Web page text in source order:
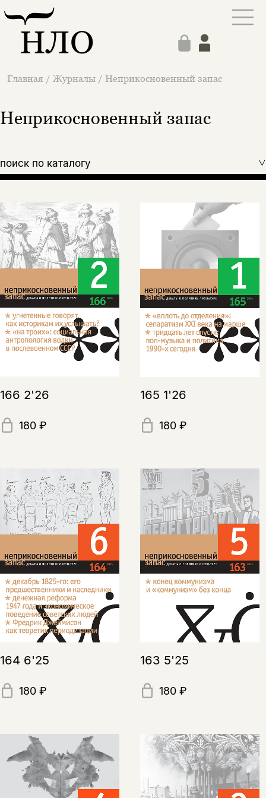
Главная / Журналы / Неприкосновенный запас
поиск по каталогу
Неприкосновенный запас
166 2'26
180 ₽
165 1'26
180 ₽
164 6'25
180 ₽
163 5'25
180 ₽
Подписка на рассылку
Этой книги временно
нет в продаже.